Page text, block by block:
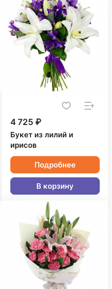
4 725 ₽
Букет из лилий и
ирисов
Подробнее
В корзину